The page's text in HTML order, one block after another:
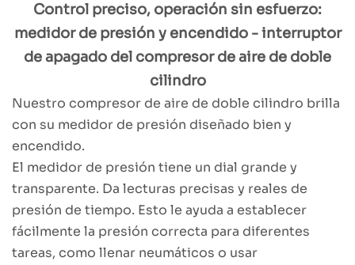
Control preciso, operación sin esfuerzo:
medidor de presión y encendido - interruptor
de apagado del compresor de aire de doble
cilindro
Nuestro compresor de aire de doble cilindro brilla
con su medidor de presión diseñado bien y
encendido.
El medidor de presión tiene un dial grande y
transparente. Da lecturas precisas y reales de
presión de tiempo. Esto le ayuda a establecer
fácilmente la presión correcta para diferentes
tareas, como llenar neumáticos o usar